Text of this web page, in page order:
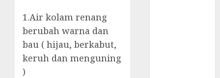
1.Air kolam renang
berubah warna dan
bau ( hijau, berkabut,
keruh dan menguning
)